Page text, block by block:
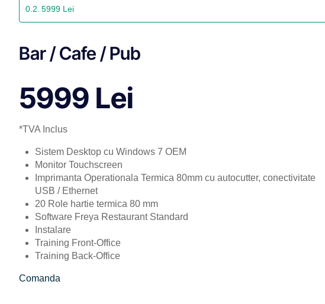
5999 Lei
Bar / Cafe / Pub
5999 Lei
*TVA Inclus
Sistem Desktop cu Windows 7 OEM
Monitor Touchscreen
Imprimanta Operationala Termica 80mm cu autocutter, conectivitate
USB / Ethernet
20 Role hartie termica 80 mm
Software Freya Restaurant Standard
Instalare
Training Front-Office
Training Back-Office
Comanda